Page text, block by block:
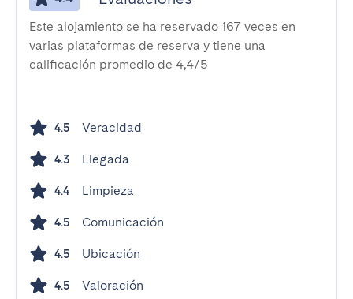
Este alojamiento se ha reservado 167 veces en
varias plataformas de reserva y tiene una
calificación promedio de 4,4/5
4.5 Veracidad
4.3 Llegada
4.4 Limpieza
4.5 Comunicación
4.5 Ubicación
4.5 Valoración